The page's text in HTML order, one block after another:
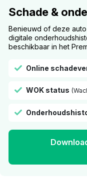
Schade &
Benieuwd of deze
digitale
beschikbaar in het
Online
WOK status